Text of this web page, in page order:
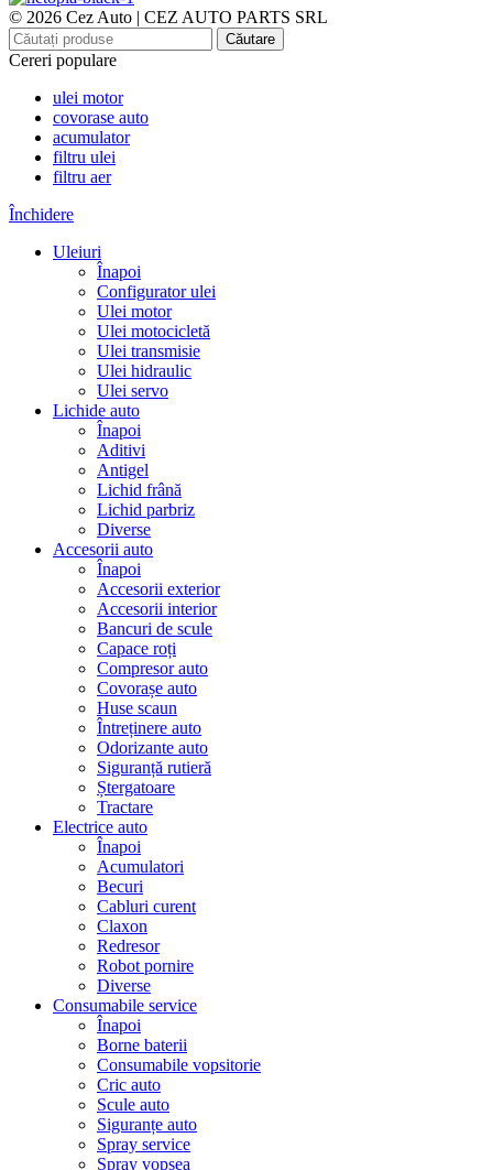
© 2026 Cez Auto | CEZ AUTO PARTS SRL
Căutare
Cereri populare
ulei motor
covorase auto
acumulator
filtru ulei
filtru aer
Închidere
Uleiuri
Înapoi
Configurator ulei
Ulei motor
Ulei motocicletă
Ulei transmisie
Ulei hidraulic
Ulei servo
Lichide auto
Înapoi
Aditivi
Antigel
Lichid frână
Lichid parbriz
Diverse
Accesorii auto
Înapoi
Accesorii exterior
Accesorii interior
Bancuri de scule
Capace roți
Compresor auto
Covorașe auto
Huse scaun
Întreținere auto
Odorizante auto
Siguranță rutieră
Ștergatoare
Tractare
Electrice auto
Înapoi
Acumulatori
Becuri
Cabluri curent
Claxon
Redresor
Robot pornire
Diverse
Consumabile service
Înapoi
Borne baterii
Consumabile vopsitorie
Cric auto
Scule auto
Siguranțe auto
Spray service
Spray vopsea